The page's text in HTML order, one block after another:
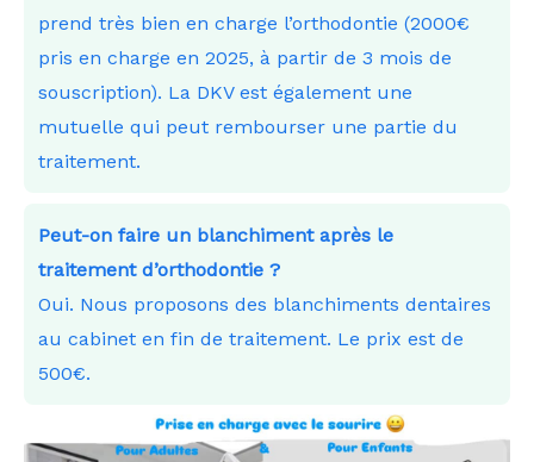
prend très bien en charge l’orthodontie (2000€
pris en charge en 2025, à partir de 3 mois de
souscription). La DKV est également une
mutuelle qui peut rembourser une partie du
traitement.
Peut-on faire un blanchiment après le
traitement d’orthodontie ?
Oui. Nous proposons des blanchiments dentaires
au cabinet en fin de traitement. Le prix est de
500€.